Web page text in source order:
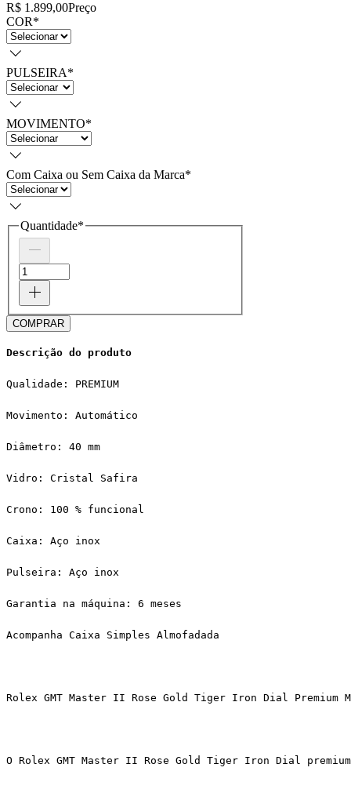
R$ 1.899,00Preço
COR*
PULSEIRA*
MOVIMENTO*
Com Caixa ou Sem Caixa da Marca*
Quantidade*
COMPRAR
Descrição do produto
Qualidade: PREMIUM
Movimento: Automático
Diâmetro: 40 mm
Vidro: Cristal Safira
Crono: 100 % funcional
Caixa: Aço inox
Pulseira: Aço inox
Garantia na máquina: 6 meses
Acompanha Caixa Simples Almofadada
Rolex GMT Master II Rose Gold Tiger Iron Dial Premium
O Rolex GMT Master II Rose Gold Tiger Iron Dial